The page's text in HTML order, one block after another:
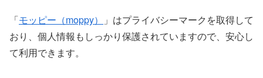
「モッピー（moppy）
」はプライバシーマークを取得して
おり、個人情報もしっかり保護されていますので、安心し
て利用できます。